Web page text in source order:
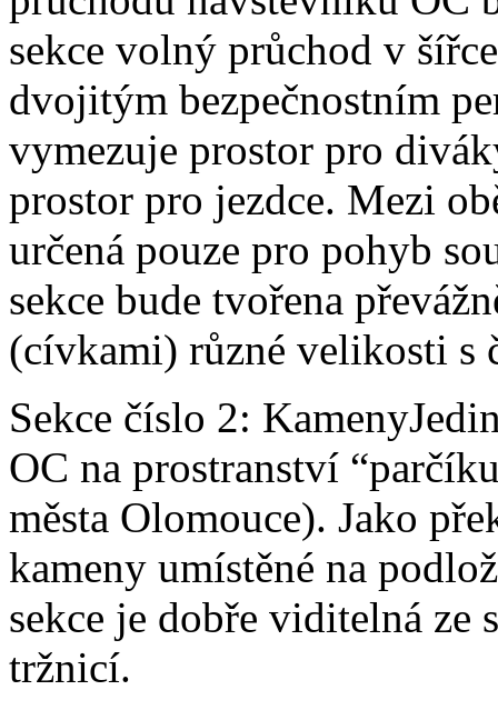
sekce volný průchod v
dvojitým bezpečnostním
vymezuje prostor pro
prostor pro jezdce. Mezi
určená pouze pro pohyb
sekce bude tvořena
(cívkami) různé velikosti s
Sekce číslo 2:
OC na prostranství
města Olomouce). Jako
kameny umístěné na
sekce je dobře viditelná
tržnicí.